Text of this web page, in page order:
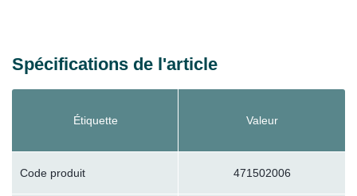
Spécifications de l'article
Étiquette Valeur
Code produit 471502006